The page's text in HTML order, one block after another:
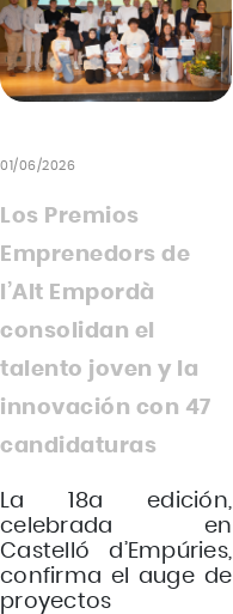
01/06/2026
Los Premios
Emprenedors de
l’Alt Empordà
consolidan el
talento joven y la
innovación con 47
candidaturas
La 18a edición,
celebrada en
Castelló d’Empúries,
confirma el auge de
proyectos